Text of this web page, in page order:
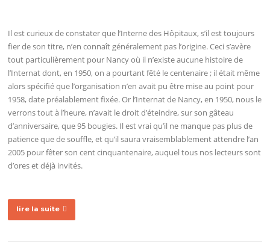
Il est curieux de constater que l’Interne des Hôpitaux, s’il est toujours
fier de son titre, n’en connaît généralement pas l’origine. Ceci s’avère
tout particulièrement pour Nancy où il n’existe aucune histoire de
l’Internat dont, en 1950, on a pourtant fêté le centenaire ; il était même
alors spécifié que l’organisation n’en avait pu être mise au point pour
1958, date préalablement fixée. Or l’Internat de Nancy, en 1950, nous le
verrons tout à l’heure, n’avait le droit d’éteindre, sur son gâteau
d’anniversaire, que 95 bougies. Il est vrai qu’il ne manque pas plus de
patience que de souffle, et qu’il saura vraisemblablement attendre l’an
2005 pour fêter son cent cinquantenaire, auquel tous nos lecteurs sont
d’ores et déjà invités.
lire la suite